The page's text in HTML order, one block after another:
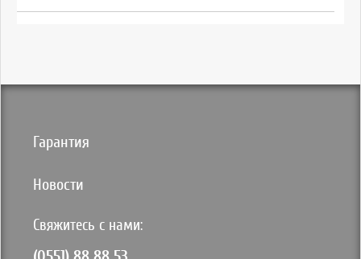
Гарантия
Новости
Свяжитесь с нами: